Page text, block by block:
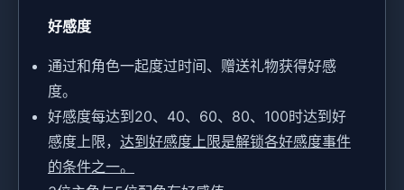
好感度
通过和角色一起度过时间、赠送礼物获得好感
度。
好感度每达到20、40、60、80、100时达到好
感度上限， 达到好感度上限是解锁各好感度事件
的条件之一。